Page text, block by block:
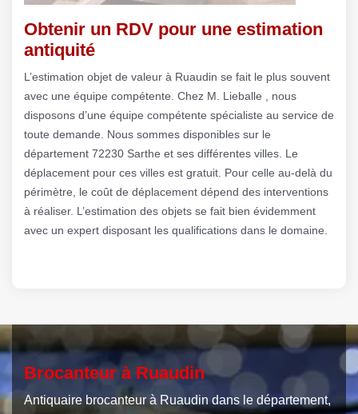
Obtenir un RDV pour une estimation
antiquité
L’estimation objet de valeur à Ruaudin se fait le plus souvent
avec une équipe compétente. Chez M. Lieballe , nous
disposons d’une équipe compétente spécialiste au service de
toute demande. Nous sommes disponibles sur le
département 72230 Sarthe et ses différentes villes. Le
déplacement pour ces villes est gratuit. Pour celle au-delà du
périmètre, le coût de déplacement dépend des interventions
à réaliser. L’estimation des objets se fait bien évidemment
avec un expert disposant les qualifications dans le domaine.
Brocanteur à Ruaudin
Antiquaire brocanteur à Ruaudin dans le département,